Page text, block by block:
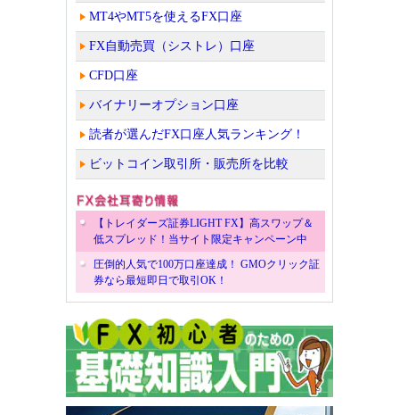
MT4やMT5を使えるFX口座
FX自動売買（シストレ）口座
CFD口座
バイナリーオプション口座
読者が選んだFX口座人気ランキング！
ビットコイン取引所・販売所を比較
【トレイダーズ証券LIGHT FX】高スワップ＆
低スプレッド！当サイト限定キャンペーン中
圧倒的人気で100万口座達成！ GMOクリック証
券なら最短即日で取引OK！